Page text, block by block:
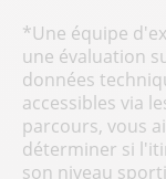
*Une équipe
une évaluation
données
accessibles via
parcours, vous
déterminer si
son niveau